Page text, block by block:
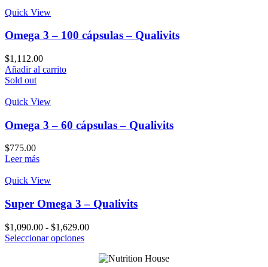
Quick View
Omega 3 – 100 cápsulas – Qualivits
$1,112.00
Añadir al carrito
Sold out
Quick View
Omega 3 – 60 cápsulas – Qualivits
$775.00
Leer más
Quick View
Super Omega 3 – Qualivits
$1,090.00 - $1,629.00Rango
desde
Seleccionar opcionesEste
tiene